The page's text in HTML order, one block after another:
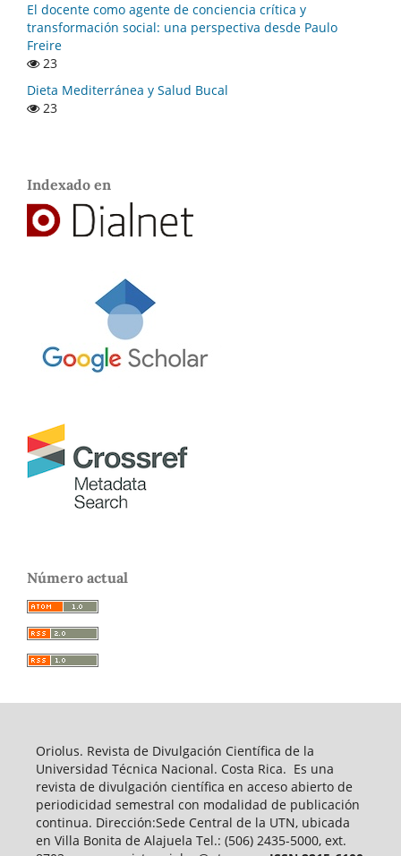
El docente como agente de conciencia crítica y
transformación social: una perspectiva desde Paulo
Freire
23
Dieta Mediterránea y Salud Bucal
23
Indexado en
Número actual
Oriolus. Revista de Divulgación Científica de la
Universidad Técnica Nacional. Costa Rica. Es una
revista de divulgación científica en acceso abierto de
periodicidad semestral con modalidad de publicación
continua. Dirección:Sede Central de la UTN, ubicada
en Villa Bonita de Alajuela Tel.: (506) 2435-5000, ext.